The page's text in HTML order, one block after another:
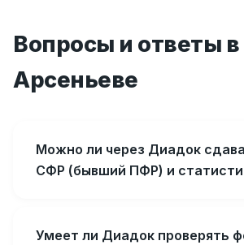
Вопросы и ответы в
Арсеньеве
Можно ли через Диадок
СФР (бывший ПФР) и
Умеет ли Диадок проверять